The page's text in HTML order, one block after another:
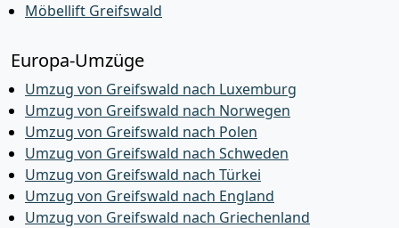
Möbellift Greifswald
Europa-Umzüge
Umzug von Greifswald nach Luxemburg
Umzug von Greifswald nach Norwegen
Umzug von Greifswald nach Polen
Umzug von Greifswald nach Schweden
Umzug von Greifswald nach Türkei
Umzug von Greifswald nach England
Umzug von Greifswald nach Griechenland